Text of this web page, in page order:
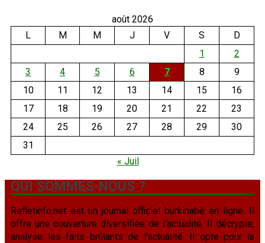
août 2026
L
M M J V S
D
1
2
3
4 5 6 7 8
9
10
11 12 13 14 15
16
17
18 19 20 21 22
23
24
25 26 27 28 29
30
31
« Juil
QUI SOMMES-NOUS ?
Refletinfo.net est un journal officiel burkinabè en ligne. Il
offre une couverture diversifiée de l'actualité. Il décrypte,
analyse les faits brûlants de l'actualité. Il opte pour la